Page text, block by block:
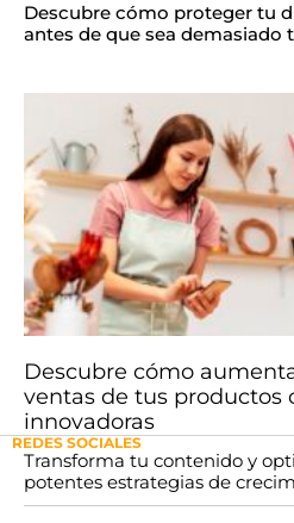
Descubre cómo proteger tu
antes de que sea demasiado
Descubre cómo
ventas de tus productos
innovadoras
REDES SOCIALES
Transforma tu contenido y
potentes estrategias de